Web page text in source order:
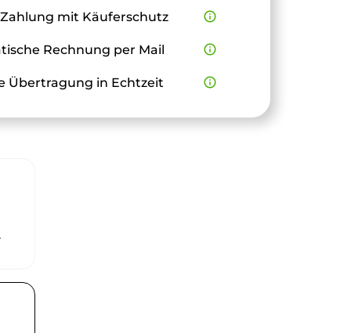
mit Käuferschutz info_outline
Rechnung per Mail info_outline
Übertragung in Echtzeit info_outline